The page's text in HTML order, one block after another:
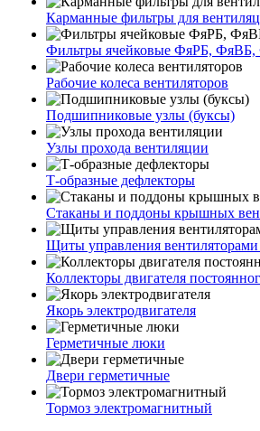
Карманные фильтры для
Фильтры ячейковые ФяРБ,
Рабочие колеса вентиляторов
Подшипниковые узлы (буксы)
Узлы прохода вентиляции
Т-образные дефлекторы
Стаканы и поддоны крышных
Щиты управления
Коллекторы двигателя
Якорь электродвигателя
Герметичные люки
Двери герметичные
Тормоз электромагнитный